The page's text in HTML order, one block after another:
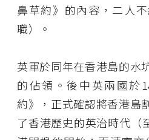
鼻草約》的內容，二人
職）。
英軍於同年在香港島的水
的佔領。後中英兩國於
約》，正式確認將香港島
了香港歷史的英治時代